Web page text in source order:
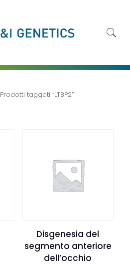
Prodotti taggati “LTBP2”
Disgenesia del
segmento anteriore
dell’occhio